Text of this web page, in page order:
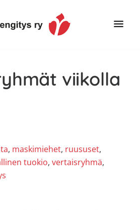
viikolla
, maskimiehet, ruususet
tuokio, vertaisryhmä